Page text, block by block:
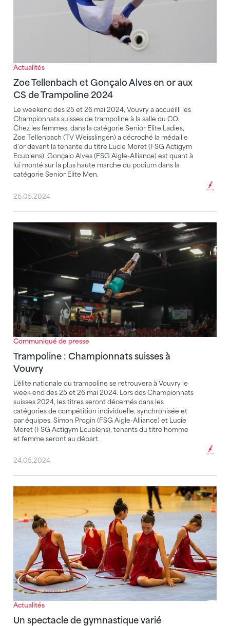
Actualités
Zoe Tellenbach et Gonçalo Alves en or aux
CS de Trampoline 2024
Le weekend des 25 et 26 mai 2024, Vouvry a accueilli les
Championnats suisses de trampoline à la salle du CO.
Chez les femmes, dans la catégorie Senior Elite Ladies,
Zoe Tellenbach (TV Weisslingen) a décroché la médaille
d’or devant la tenante du titre Lucie Moret (FSG Actigym
Ecublens). Gonçalo Alves (FSG Aigle-Alliance) est quant à
lui monté sur la plus haute marche du podium dans la
catégorie Senior Elite Men.
26.05.2024
Communiqué de presse
Trampoline : Championnats suisses à
Vouvry
L'élite nationale du trampoline se retrouvera à Vouvry le
week-end des 25 et 26 mai 2024. Lors des Championnats
suisses 2024, les titres seront décernés dans les
catégories de compétition individuelle, synchronisée et
par équipes. Simon Progin (FSG Aigle-Alliance) et Lucie
Moret (FSG Actigym Ecublens), tenants du titre homme
et femme seront au départ.
Trampoline : Championnats suisses à Vouvry
24.05.2024
Actualités
Un spectacle de gymnastique varié
Un spectacle de gymnastique varié